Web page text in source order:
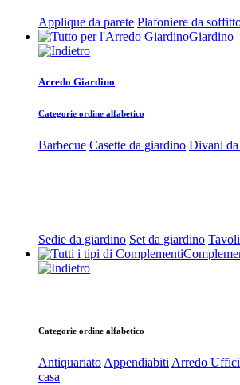
Applique da parete Plafoniere da
Giardino
Arredo Giardino
Categorie ordine alfabetico
Barbecue Casette da giardino Divani
Sedie da giardino Set da giardino
Categorie ordine alfabetico
Antiquariato Appendiabiti Arredo
casa